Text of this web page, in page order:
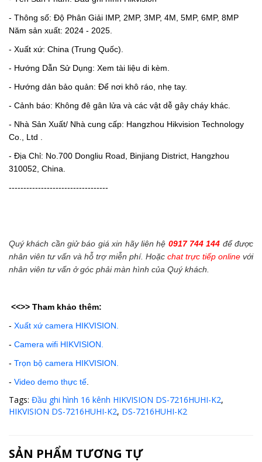
- Thông số: Độ Phân Giải IMP, 2MP, 3MP, 4M, 5MP, 6MP, 8MP
Năm sản xuất: 2024 - 2025.
- Xuất xứ: China (Trung Quốc).
- Hướng Dẫn Sử Dụng: Xem tài liệu di kèm.
- Hướng dản bảo quản: Để nơi khô ráo, nhẹ tay.
- Cảnh báo: Không đê gân lửa và các vật dễ gây cháy khác.
- Nhà Sản Xuất/ Nhà cung cấp: Hangzhou Hikvision Technology
Co., Ltd .
- Địa Chỉ: No.700 Dongliu Road, Binjiang District, Hangzhou
310052, China.
----------------------------------
Quý khách cần giử báo giá xin hãy liên hệ 0917 744 144 để được
nhân viên tư vấn và hỗ trợ miễn phí. Hoặc chat trực tiếp onlinevới
nhân viên tư vấn ở góc phải màn hình của Quý khách.
<<>> Tham khảo thêm:
- Xuất xứ camera HIKVISION.
- Camera wifi HIKVISION.
- Trọn bộ camera HIKVISION.
- Video demo thực tế
Tags: Đầu ghi hình 16 kênh HIKVISION DS-7216HUHI-K2,
HIKVISION DS-7216HUHI-K2, DS-7216HUHI-K2
SẢN PHẨM TƯƠNG TỰ